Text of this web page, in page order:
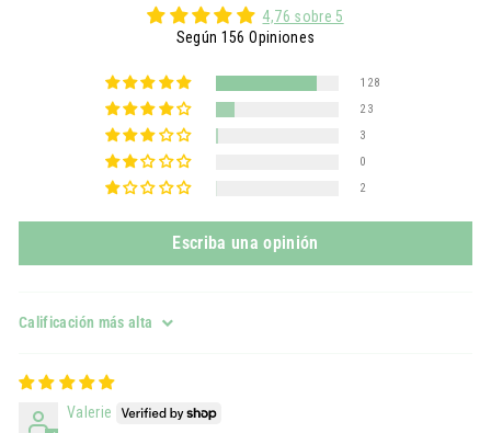
4,76 sobre 5
Según 156 Opiniones
128
23
3
0
2
Escriba una opinión
Sort by
Valerie